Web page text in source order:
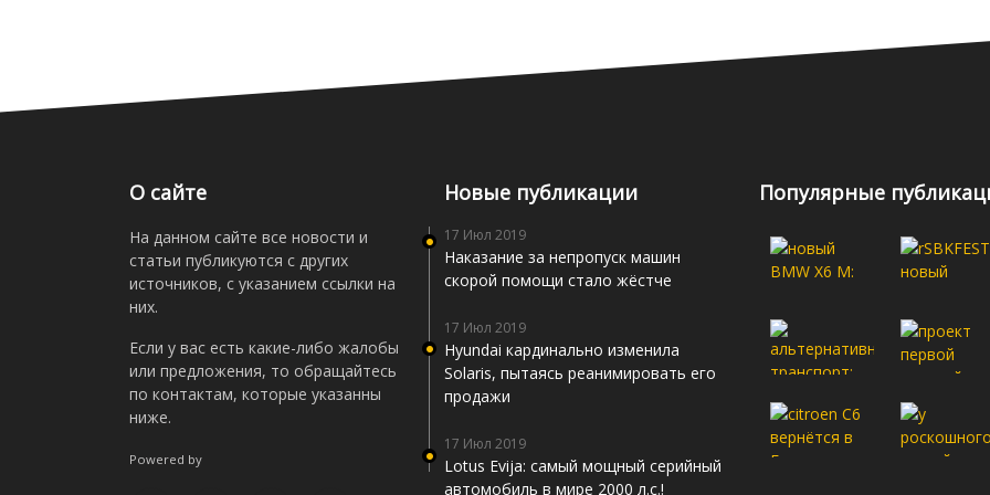
О сайте
На данном сайте все новости и
статьи публикуются с других
источников, с указанием ссылки на
них.
Если у вас есть какие-либо жалобы
или предложения, то обращайтесь
по контактам, которые указанны
ниже.
Powered by
Новые публикации
17 Июл 2019
Наказание за непропуск машин
скорой помощи стало жёстче
17 Июл 2019
Hyundai кардинально изменила
Solaris, пытаясь реанимировать его
продажи
17 Июл 2019
Lotus Evija: самый мощный серийный
автомобиль в мире 2000 л.с.!
Популярные